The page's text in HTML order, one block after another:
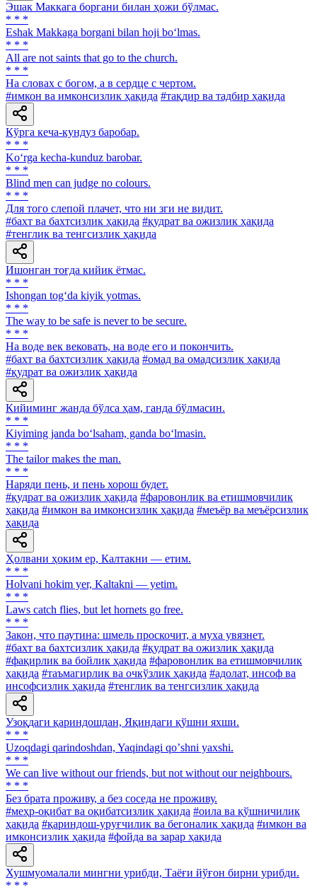
Эшак Маккага боргани билан ҳожи бўлмас.
* * *
Eshak Makkaga borgani bilan hoji bo‘lmas.
* * *
All are not saints that go to the church.
* * *
На словах с богом, а в сердце с чертом.
#имкон ва имконсизлик ҳақида #тақдир ва тадбир ҳақида
Кўрга кеча-кундуз баробар.
* * *
Ko‘rga kecha-kunduz barobar.
* * *
Blind men can judge no colours.
* * *
Для того слепой плачет, что ни зги не видит.
#бахт ва бахтсизлик ҳақида #қудрат ва ожизлик ҳақида
#тенглик ва тенгсизлик ҳақида
Ишонган тоғда кийик ётмас.
* * *
Ishongan tog‘da kiyik yotmas.
* * *
The way to be safe is never to be secure.
* * *
Ha воде век вековать, на воде его и покончить.
#бахт ва бахтсизлик ҳақида #омад ва омадсизлик ҳақида
#қудрат ва ожизлик ҳақида
Кийиминг жанда бўлса ҳам, ганда бўлмасин.
* * *
Kiyiming janda bo‘lsaham, ganda bo‘lmasin.
* * *
The tailor makes the man.
* * *
Наряди пень, и пень хорош будет.
#қудрат ва ожизлик ҳақида #фаровонлик ва етишмовчилик
ҳақида #имкон ва имконсизлик ҳақида #меъёр ва меъёрсизлик
ҳақида
Ҳолвани ҳоким ер, Калтакни — етим.
* * *
Holvani hokim yer, Kaltakni — yetim.
* * *
Laws catch flies, but let hornets go free.
* * *
Закон, что паутина: шмель проскочит, а муха увязнет.
#бахт ва бахтсизлик ҳақида #қудрат ва ожизлик ҳақида
#фақирлик ва бойлик ҳақида #фаровонлик ва етишмовчилик
ҳақида #таъмагирлик ва очкўзлик ҳақида #адолат, инсоф ва
инсофсизлик ҳақида #тенглик ва тенгсизлик ҳақида
Узоқдаги қариндошдан, Яқиндаги қўшни яхши.
* * *
Uzoqdagi qarindoshdan, Yaqindagi qoʼshni yaxshi.
* * *
We can live without our friends, but not without our neighbours.
* * *
Без брата проживу, а без соседа не проживу.
#меҳр-оқибат ва оқибатсизлик ҳақида #оила ва қўшничилик
ҳақида #қариндош-уруғчилик ва бегоналик ҳақида #имкон ва
имконсизлик ҳақида #фойда ва зарар ҳақида
Хушмуомалали мингни урибди, Таёғи йўғон бирни урибди.
* * *